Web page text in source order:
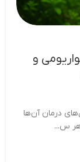
و
درمان آن‌ها
س...